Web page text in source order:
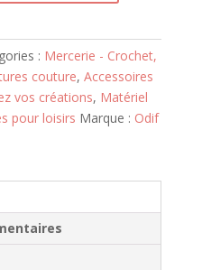
: Mercerie - Crochet,
couture, Accessoires
vos créations, Matériel
pour loisirs Marque : Odif